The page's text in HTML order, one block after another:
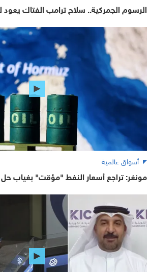
الرسوم الجمركية.. سلاح ترامب الفتاك
أسواق عالمية
مونغر: تراجع أسعار النفط "مؤقت" بغياب